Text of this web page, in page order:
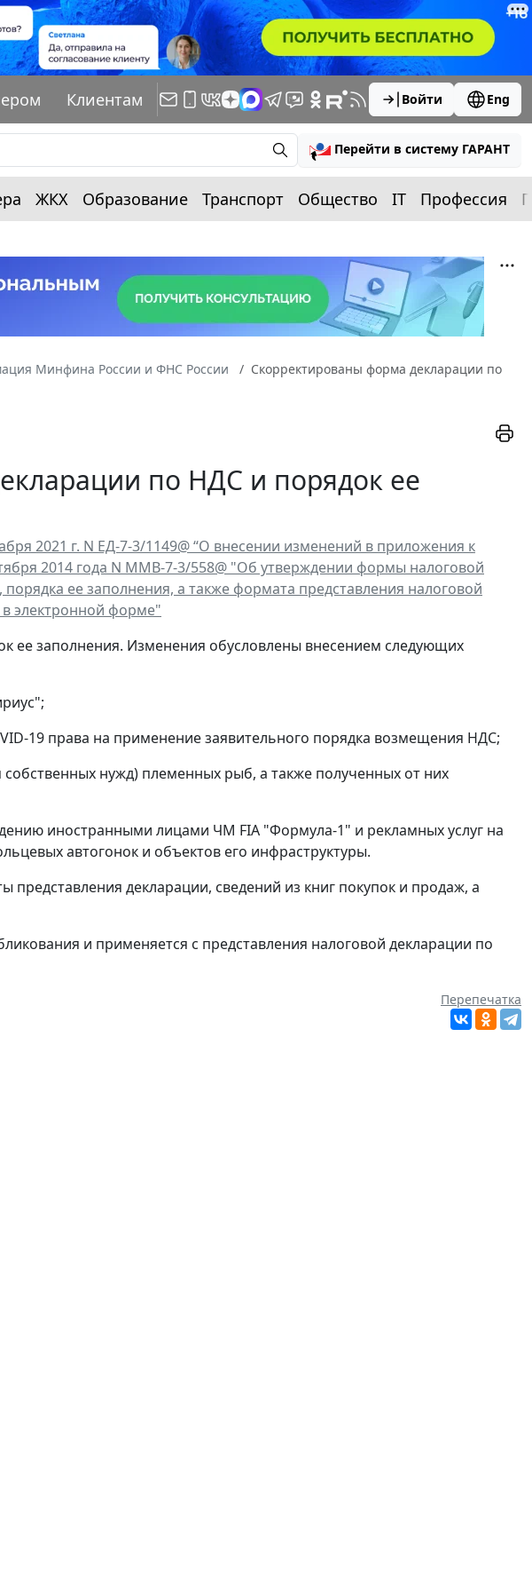
Клиентам Войти Eng
Перейти в систему ГАРАНТ
ЖКХ Образование Транспорт Общество IT Профессия
Минфина России и ФНС России
Скорректированы форма декларации по
по НДС и порядок ее
2021 г. N ЕД-7-3/1149@ “О внесении изменений в приложения к
2014 года N ММВ-7-3/558@ "Об утверждении формы налоговой
ее заполнения, а также формата представления налоговой
электронной форме"
ее заполнения. Изменения обусловлены внесением следующих
19 права на применение заявительного порядка возмещения НДС;
нужд) племенных рыб, а также полученных от них
иностранными лицами ЧМ FIA "Формула-1" и рекламных услуг на
автогонок и объектов его инфраструктуры.
декларации, сведений из книг покупок и продаж, а
и применяется с представления налоговой декларации по
Перепечатка